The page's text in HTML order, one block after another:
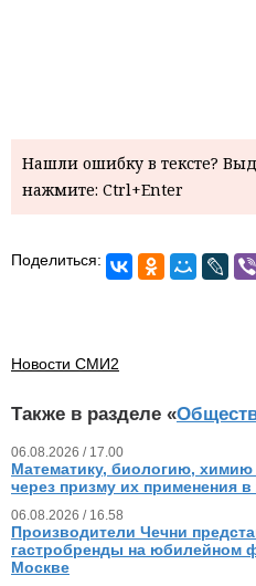
Нашли ошибку в тексте?
нажмите: Ctrl+Enter
Поделиться:
Новости СМИ2
Также в разделе «
06.08.2026 / 17.00
Математику, биологию, химию
через призму их применения в
06.08.2026 / 16.58
Производители Чечни
гастробренды на юбилейном
Москве